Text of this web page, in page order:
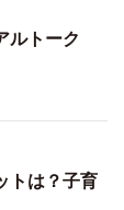
ルトーク
トは？子育